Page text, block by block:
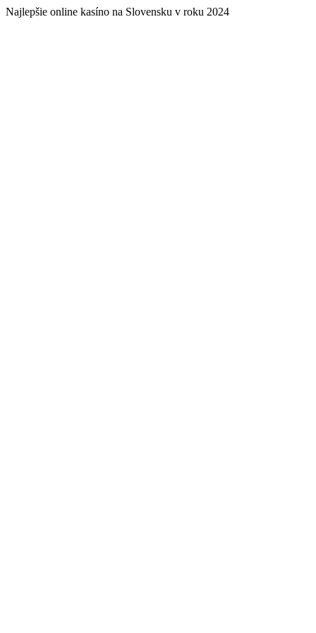
Najlepšie online kasíno na Slovensku v roku 2024